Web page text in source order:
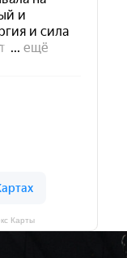
Карты